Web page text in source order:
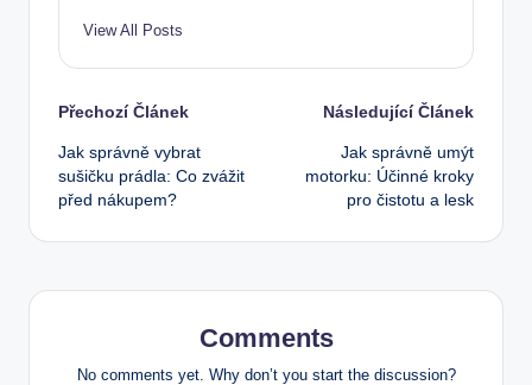
View All Posts
Post
navigation
Přechozí Článek
Jak správně vybrat
sušičku prádla: Co zvážit
před nákupem?
Následující Článek
Jak správně umýt
motorku: Účinné kroky
pro čistotu a lesk
Comments
No comments yet. Why don’t you start the discussion?